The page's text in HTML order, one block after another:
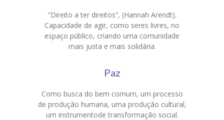
“Direito a ter direitos”, (Hannah Arendt).
Capacidade de agir, como seres livres, no
espaço público, criando uma comunidade
mais justa e mais solidária.
Paz
Como busca do bem comum, um processo
de produção humana, uma produção cultural,
um instrumentode transformação social.